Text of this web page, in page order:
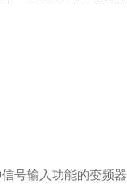
号输入功能的变频